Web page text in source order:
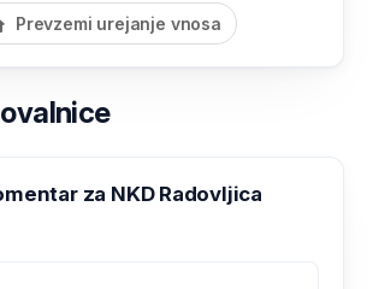
Prevzemi urejanje vnosa
za NKD Radovljica